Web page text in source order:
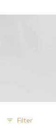
Filter